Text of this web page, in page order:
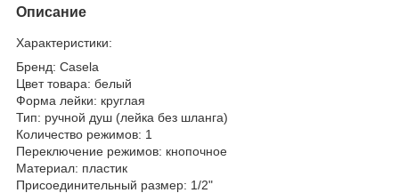
Описание
Характеристики:
Бренд: Casela
Цвет товара: белый
Форма лейки: круглая
Тип: ручной душ (лейка без шланга)
Количество режимов: 1
Переключение режимов: кнопочное
Материал: пластик
Присоединительный размер: 1/2"